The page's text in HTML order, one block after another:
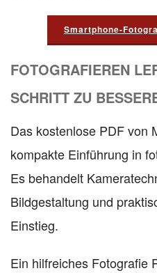
Smartphone-
FOTOGRAFIEREN
SCHRITT ZU
Das kostenlose PDF von
kompakte Einführung in
Es behandelt
Bildgestaltung und
Einstieg.
Ein hilfreiches Fotografie